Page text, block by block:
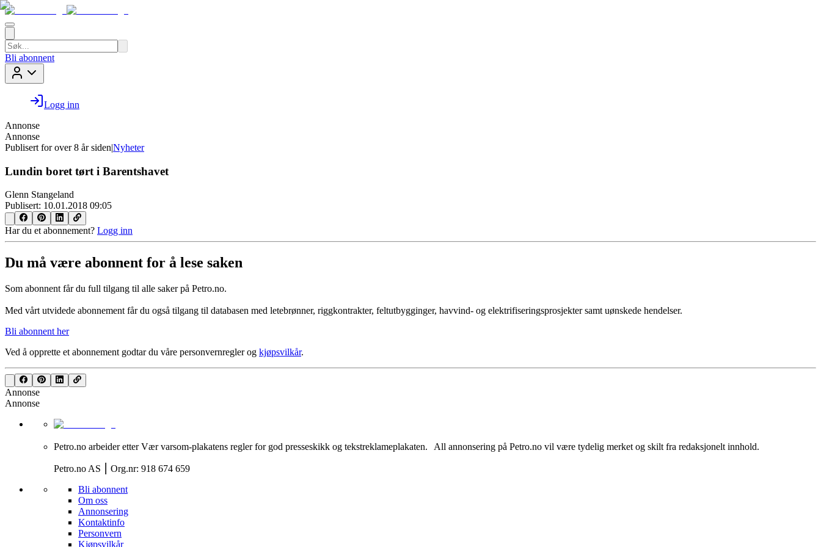
Bli abonnent
Logg inn
Annonse
Annonse
Publisert for over 8 år siden|Nyheter
Lundin boret tørt i Barentshavet
Glenn Stangeland
Publisert: 10.01.2018 09:05
Har du et abonnement? Logg inn
Du må være abonnent for å lese saken
Som abonnent får du full tilgang til alle saker på Petro.no.
Med vårt utvidede abonnement får du også tilgang til databasen med letebrønner, riggkontrakter, feltutbygginger, havvind- og elektrifiseringsprosjekter samt uønskede hendelser.
Bli abonnent her
Ved å opprette et abonnement godtar du våre personvernreglerog kjøpsvilkår.
Annonse
Annonse
Petro.no arbeider etter Vær varsom-plakatens regler for god presseskikk og tekstreklameplakaten. All annonsering på Petro.no vil være tydelig merket og skilt fra redaksjonelt innhold.
Petro.no AS ⎮ Org.nr: 918 674 659
Bli abonnent
Om oss
Annonsering
Kontaktinfo
Personvern
Kjøpsvilkår